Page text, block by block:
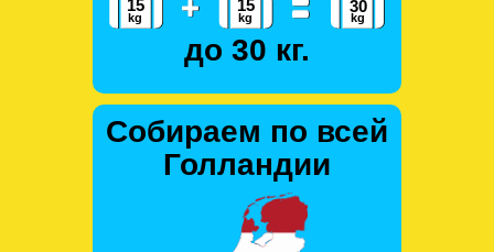
до 30 кг.
Собираем по всей
Голландии